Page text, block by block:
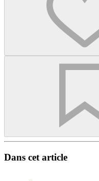
Dans cet article